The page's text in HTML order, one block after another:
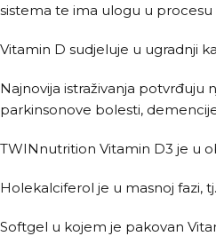
sistema te ima ulogu u procesu
Vitamin D sudjeluje u ugradnji
Najnovija istraživanja
parkinsonove bolesti,
TWINnutrition Vitamin D3 je u
Holekalciferol je u masnoj fazi,
Softgel u kojem je pakovan